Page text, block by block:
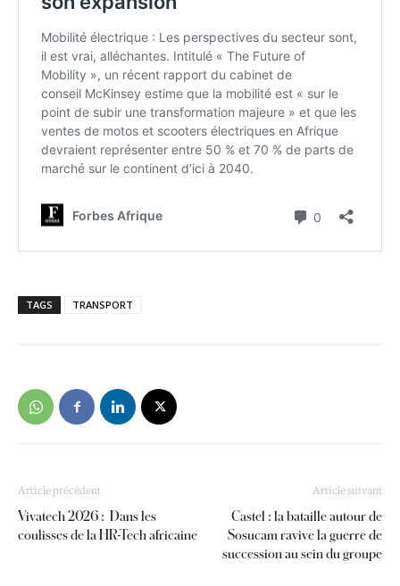
TAGS TRANSPORT
Article précédent
Vivatech 2026 : Dans les
coulisses de la HR-Tech africaine
Article suivant
Castel : la bataille autour de
Sosucam ravive la guerre de
succession au sein du groupe